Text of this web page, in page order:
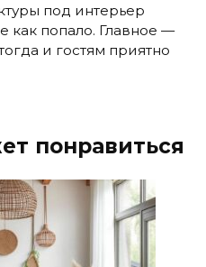
под интерьер
как попало. Главное —
и гостям приятно
понравиться